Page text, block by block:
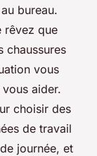
bureau.
rêvez que
chaussures
vous
aider.
choisir des
de travail
journée, et